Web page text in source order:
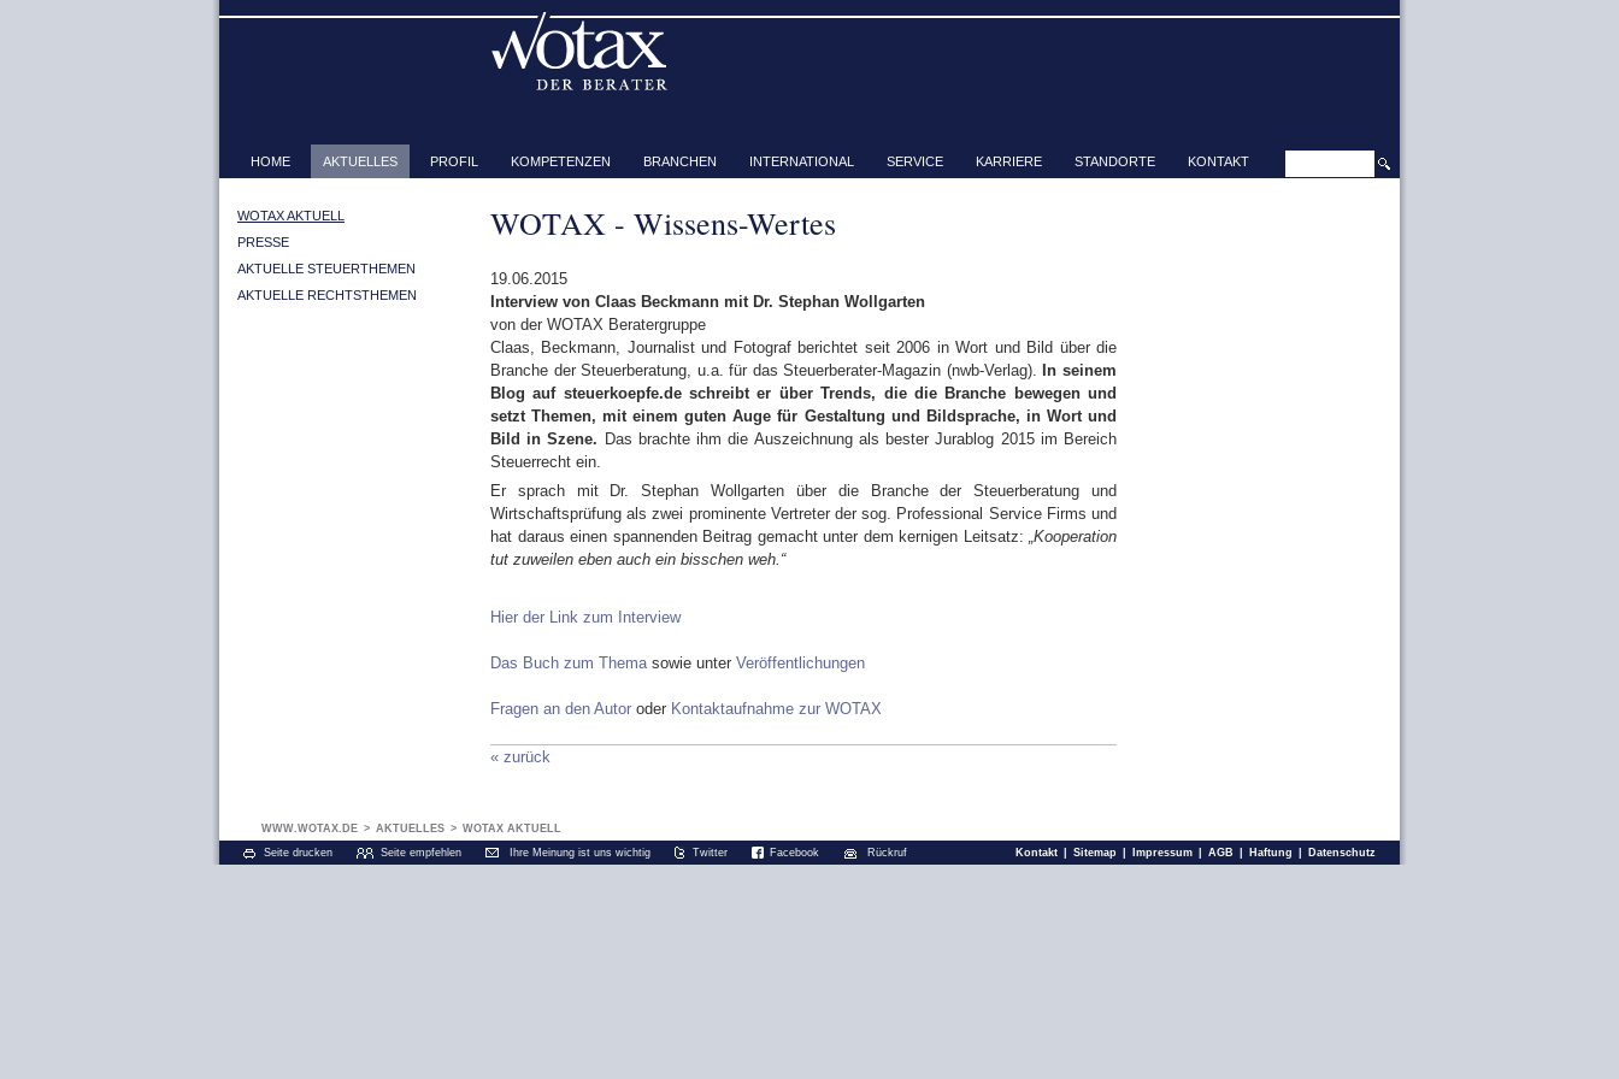
HOME AKTUELLES PROFIL KOMPETENZEN BRANCHEN INTERNATIONAL SERVICE KARRIERE STANDORTE KONTAKT
WOTAX AKTUELL
PRESSE
AKTUELLE STEUERTHEMEN
AKTUELLE RECHTSTHEMEN
WOTAX - Wissens-Wertes
19.06.2015
Interview von Claas Beckmann mit Dr. Stephan Wollgarten
von der WOTAX Beratergruppe
Claas, Beckmann, Journalist und Fotograf berichtet seit 2006 in Wort und Bild über die
Branche der Steuerberatung, u.a. für das Steuerberater-Magazin (nwb-Verlag). In seinem
Blog auf steuerkoepfe.de schreibt er über Trends, die die Branche bewegen und
setzt Themen, mit einem guten Auge für Gestaltung und Bildsprache, in Wort und
Bild in Szene. Das brachte ihm die Auszeichnung als bester Jurablog 2015 im Bereich
Steuerrecht ein.
Er sprach mit Dr. Stephan Wollgarten über die Branche der Steuerberatung und
Wirtschaftsprüfung als zwei prominente Vertreter der sog. Professional Service Firms und
hat daraus einen spannenden Beitrag gemacht unter dem kernigen Leitsatz: „Kooperation
tut zuweilen eben auch ein bisschen weh.“
Hier der Link zum Interview
Das Buch zum Themasowie unter Veröffentlichungen
Fragen an den Autor oder Kontaktaufnahme zur WOTAX
« zurück
WWW.WOTAX.DE > AKTUELLES > WOTAX AKTUELL
Seite drucken
Seite empfehlen Ihre Meinung ist uns wichtig Twitter Facebook Rückruf Kontakt Sitemap Impressum AGB Haftung Datenschutz